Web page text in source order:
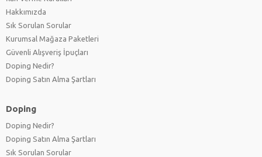
Hakkımızda
Sık Sorulan Sorular
Kurumsal Mağaza Paketleri
Güvenli Alışveriş İpuçları
Doping Nedir?
Doping Satın Alma Şartları
Doping
Doping Nedir?
Doping Satın Alma Şartları
Sık Sorulan Sorular